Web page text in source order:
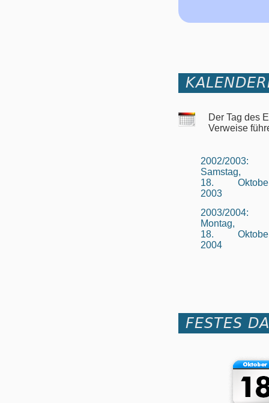
Der Tag des
Verweise
2002/2003:
Samstag,
18.
2003
2003/2004:
Montag,
18.
2004
FESTES